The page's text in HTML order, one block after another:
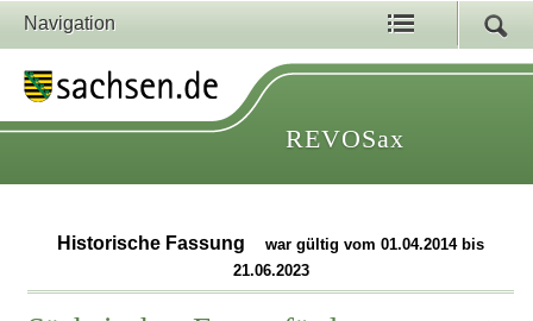
Navigation
REVOSax
Historische Fassung
war gültig vom 01.04.2014 bis
21.06.2023